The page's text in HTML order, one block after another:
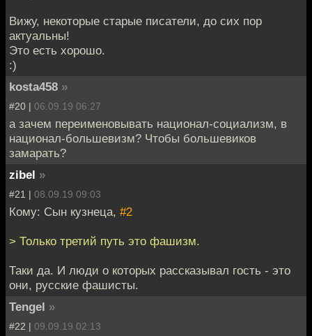
Вижу, некоторые старые писатели, до сих пор
актуальны!
Это есть хорошо.
:)
kosta458 »
#20 | 06.09.19 06:27
а зачем переименовывать национал-социализм, в
национал-большевизм? Чтобы большевиков
замарать?
zibel »
#21 | 08.09.19 09:03
Кому: Сын кузнеца, #2
> Только третий путь это фашизм.
Таки да. И люди о которых рассказывал гость - это
они, русские фашисты.
Tengel »
#22 | 09.09.19 02:13